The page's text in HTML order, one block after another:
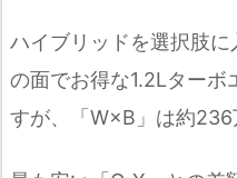
ハイブリッドを選択肢
の面でお得な1.2Lター
すが、「W×B」は約236